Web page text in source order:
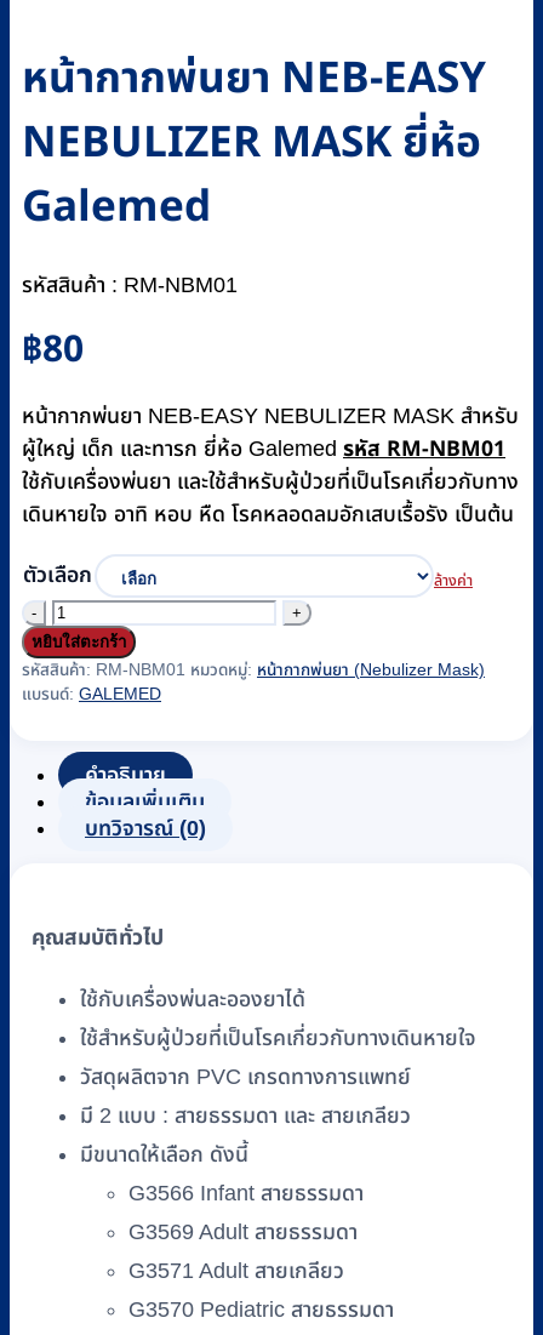
หน้ากากพ่นยา NEB-EASY
NEBULIZER MASK ยี่ห้อ
Galemed
รหัสสินค้า : RM-NBM01
฿80
หน้ากากพ่นยา NEB-EASY NEBULIZER MASK สำหรับ
ผู้ใหญ่ เด็ก และทารก ยี่ห้อ Galemed รหัส RM-NBM01
ใช้กับเครื่องพ่นยา และใช้สำหรับผู้ป่วยที่เป็นโรคเกี่ยวกับทาง
เดินหายใจ อาทิ หอบ หืด โรคหลอดลมอักเสบเรื้อรัง เป็นต้น
ตัวเลือก ล้างค่า
จำนวน
หน้ากาก
พ่น
EASY
NEBULIZER
MASK
ยี่ห้อ
หยิบใส่ตะกร้า
รหัสสินค้า: RM-NBM01 หมวดหมู่: หน้ากากพ่นยา (Nebulizer Mask)
แบรนด์: GALEMED
คำอธิบาย
ข้อมูลเพิ่มเติม
บทวิจารณ์ (0)
คุณสมบัติทั่วไป
ใช้กับเครื่องพ่นละอองยาได้
ใช้สำหรับผู้ป่วยที่เป็นโรคเกี่ยวกับทางเดินหายใจ
วัสดุผลิตจาก PVC เกรดทางการแพทย์
มี 2 แบบ : สายธรรมดา และ สายเกลียว
มีขนาดให้เลือก ดังนี้
G3566 Infant สายธรรมดา
G3569 Adult สายธรรมดา
G3571 Adult สายเกลียว
G3570 Pediatric สายธรรมดา